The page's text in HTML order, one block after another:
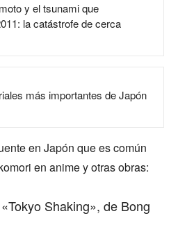
y el tsunami que
la catástrofe de cerca
más importantes de Japón
en Japón que es común
en anime y otras obras:
Shaking», de Bong